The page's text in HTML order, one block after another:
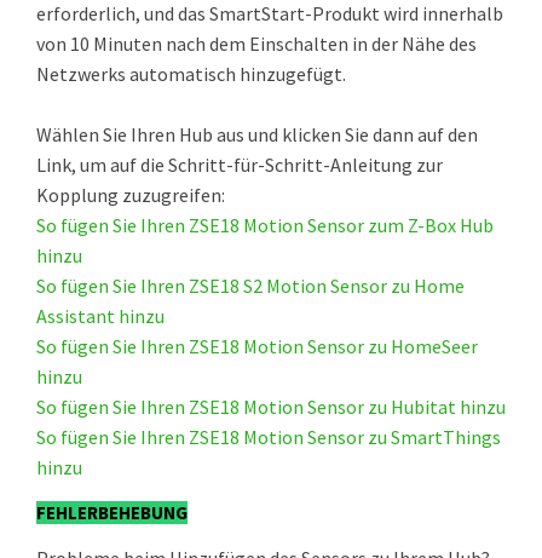
erforderlich, und das SmartStart-Produkt wird innerhalb
von 10 Minuten nach dem Einschalten in der Nähe des
Netzwerks automatisch hinzugefügt.
Wählen Sie Ihren Hub aus und klicken Sie dann auf den
Link, um auf die Schritt-für-Schritt-Anleitung zur
Kopplung zuzugreifen:
So fügen Sie Ihren ZSE18 Motion Sensor zum Z-Box Hub
hinzu
So fügen Sie Ihren ZSE18 S2 Motion Sensor zu Home
Assistant hinzu
So fügen Sie Ihren ZSE18 Motion Sensor zu HomeSeer
hinzu
So fügen Sie Ihren ZSE18 Motion Sensor zu Hubitat hinzu
So fügen Sie Ihren ZSE18 Motion Sensor zu SmartThings
hinzu
FEHLERBEHEBUNG